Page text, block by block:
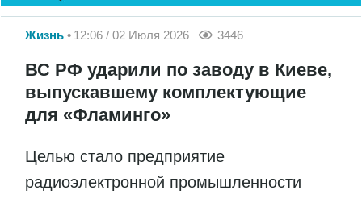
Жизнь 12:06 / 02 Июля 2026 3446
ВС РФ ударили по заводу в Киеве,
выпускавшему комплектующие
для «Фламинго»
Целью стало предприятие
радиоэлектронной промышленности